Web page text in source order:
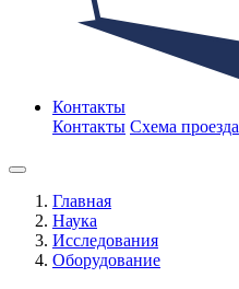
Контакты
Контакты Схема проезда
Главная
Наука
Исследования
Оборудование